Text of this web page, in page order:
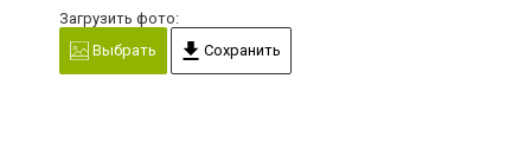
Загрузить фото:
Выбрать
Сохранить